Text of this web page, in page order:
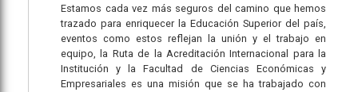
Estamos cada vez más seguros del camino que hemos
trazado para enriquecer la Educación Superior del país,
eventos como estos reflejan la unión y el trabajo en
equipo, la Ruta de la Acreditación Internacional para la
Institución y la Facultad de Ciencias Económicas y
Empresariales es una misión que se ha trabajado con